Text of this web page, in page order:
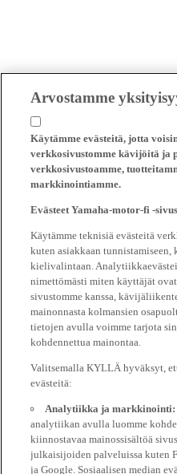
Arvostamme
Käytämme evästeitä, jotta
verkkosivustomme kävijöitä ja
verkkosivustoamme,
markkinointiamme.
Evästeet Yamaha-motor-fi -
Käytämme teknisiä evästeitä
kuten asiakkaan
kielivalintaan.
nimettömästi miten käyttäjät
sivustomme kanssa,
mainonnasta kolmansien
tietojen avulla voimme tarjota
kohdennettua mainontaa.
Valitsemalla KYLLÄ hyväksyt,
evästeitä:
Analytiikka ja
analytiikan avulla luomme
kiinnostavaa mainossisältöä
julkaisijoiden palveluissa kuten
ja Google. Sosiaalisen median